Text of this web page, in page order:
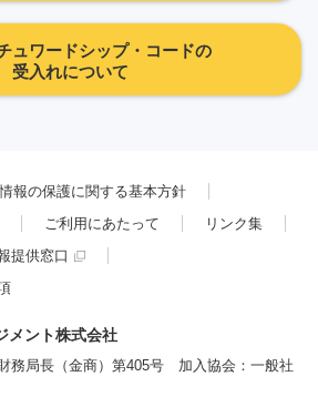
ュワードシップ・コードの
受入れについて
報の保護に関する基本方針
ご利用にあたって
リンク集
提供窓口
メント株式会社
務局長（金商）第405号 加入協会：一般社